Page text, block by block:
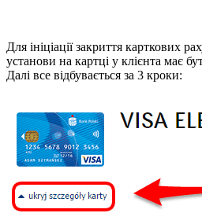
Для ініціації закриття карткових
установи на картці у клієнта має
Далі все відбувається за 3 кроки: